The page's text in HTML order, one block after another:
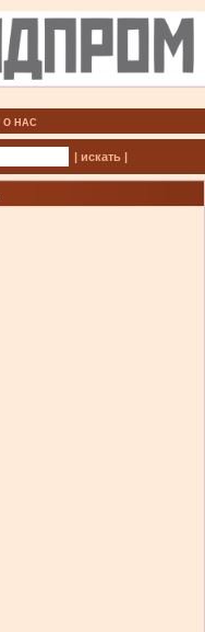
О НАС
| искать |